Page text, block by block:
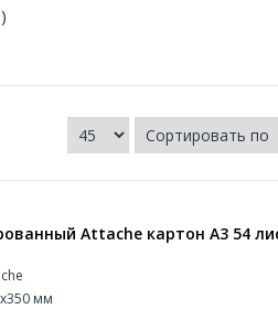
Attache картон A3 54
мм